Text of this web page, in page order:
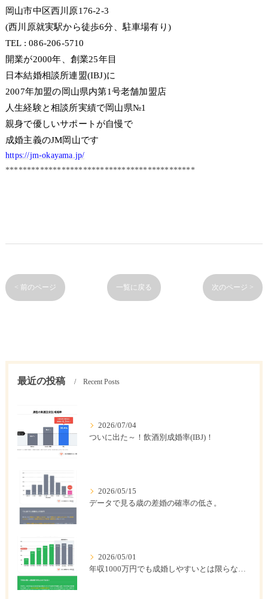
岡山市中区西川原176-2-3
(西川原就実駅から徒歩6分、駐車場有り)
TEL : 086-206-5710
開業が2000年、創業25年目
日本結婚相談所連盟(IBJ)に
2007年加盟の岡山県内第1号老舗加盟店
人生経験と相談所実績で岡山県№1
親身で優しいサポートが自慢で
成婚主義のJM岡山です
https://jm-okayama.jp/
********************************************
< 前のページ 一覧に戻る 次のページ >
最近の投稿 Recent Posts
2026/07/04
ついに出た～！飲酒別成婚率(IBJ)！
2026/05/15
データで見る歳の差婚の確率の低さ。
2026/05/01
年収1000万円でも成婚しやすいとは限らない? 「年収帯別の成婚率」のリアル